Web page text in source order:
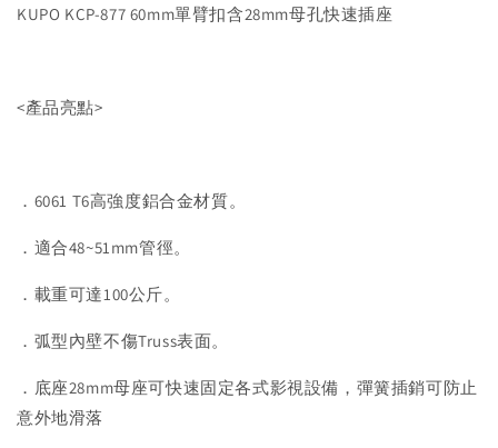
KUPO KCP-877 60mm單臂扣含28mm母孔快速插座
<產品亮點>
．6061 T6高強度鋁合金材質。
．適合48~51mm管徑。
．載重可達100公斤。
．弧型內壁不傷Truss表面。
．底座28mm母座可快速固定各式影視設備，彈簧插銷可防止
意外地滑落